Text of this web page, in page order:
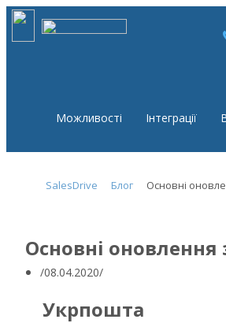
Можливості Інтеграції
SalesDrive Блог Основні
Основні оновлення
08.04.2020
Укрпошта